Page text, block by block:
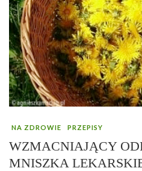
NA ZDROWIE PRZEPISY
WZMACNIAJĄCY
MNISZKA